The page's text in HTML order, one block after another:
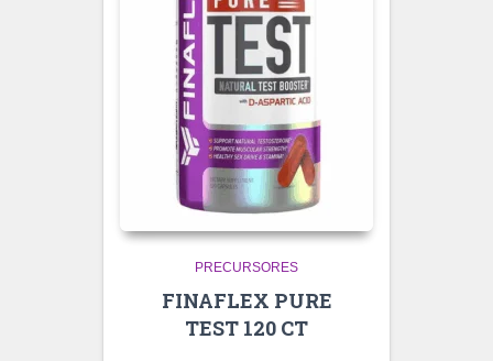
PRECURSORES
FINAFLEX PURE
TEST 120 CT